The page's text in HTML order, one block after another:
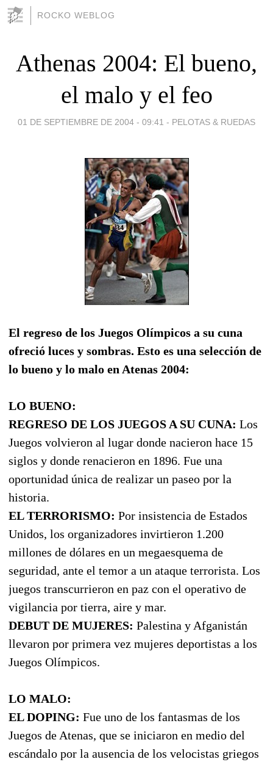
ROCKO WEBLOG
Athenas 2004: El bueno,
el malo y el feo
01 DE SEPTIEMBRE DE 2004 - 09:41 - PELOTAS & RUEDAS
El regreso de los Juegos Olímpicos a su cuna
ofreció luces y sombras. Esto es una selección de
lo bueno y lo malo en Atenas 2004:
LO BUENO:
REGRESO DE LOS JUEGOS A SU CUNA: Los
Juegos volvieron al lugar donde nacieron hace 15
siglos y donde renacieron en 1896. Fue una
oportunidad única de realizar un paseo por la
historia.
EL TERRORISMO: Por insistencia de Estados
Unidos, los organizadores invirtieron 1.200
millones de dólares en un megaesquema de
seguridad, ante el temor a un ataque terrorista. Los
juegos transcurrieron en paz con el operativo de
vigilancia por tierra, aire y mar.
DEBUT DE MUJERES: Palestina y Afganistán
llevaron por primera vez mujeres deportistas a los
Juegos Olímpicos.
LO MALO:
EL DOPING: Fue uno de los fantasmas de los
Juegos de Atenas, que se iniciaron en medio del
escándalo por la ausencia de los velocistas griegos